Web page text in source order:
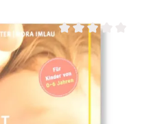
Durchschnittliche